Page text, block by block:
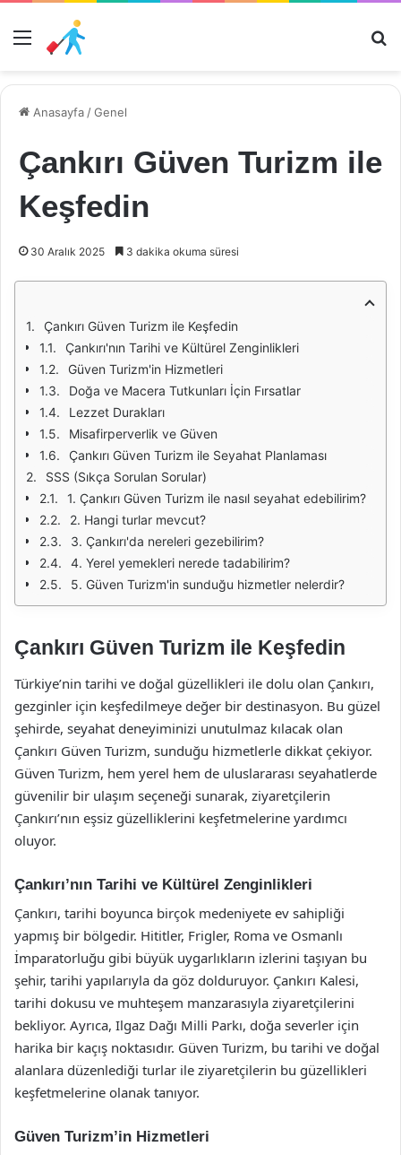
Menü
Anasayfa /Genel
Çankırı Güven Turizm ile
Keşfedin
30 Aralık 2025 3 dakika okuma süresi
Çankırı Güven Turizm ile Keşfedin
Çankırı'nın Tarihi ve Kültürel Zenginlikleri
Güven Turizm'in Hizmetleri
Doğa ve Macera Tutkunları İçin Fırsatlar
Lezzet Durakları
Misafirperverlik ve Güven
Çankırı Güven Turizm ile Seyahat Planlaması
SSS (Sıkça Sorulan Sorular)
1. Çankırı Güven Turizm ile nasıl seyahat edebilirim?
2. Hangi turlar mevcut?
3. Çankırı'da nereleri gezebilirim?
4. Yerel yemekleri nerede tadabilirim?
5. Güven Turizm'in sunduğu hizmetler nelerdir?
Çankırı Güven Turizm ile Keşfedin
Türkiye’nin tarihi ve doğal güzellikleri ile dolu olan Çankırı,
gezginler için keşfedilmeye değer bir destinasyon. Bu güzel
şehirde, seyahat deneyiminizi unutulmaz kılacak olan
Çankırı Güven Turizm, sunduğu hizmetlerle dikkat çekiyor.
Güven Turizm, hem yerel hem de uluslararası seyahatlerde
güvenilir bir ulaşım seçeneği sunarak, ziyaretçilerin
Çankırı’nın eşsiz güzelliklerini keşfetmelerine yardımcı
oluyor.
Çankırı’nın Tarihi ve Kültürel Zenginlikleri
Çankırı, tarihi boyunca birçok medeniyete ev sahipliği
yapmış bir bölgedir. Hititler, Frigler, Roma ve Osmanlı
İmparatorluğu gibi büyük uygarlıkların izlerini taşıyan bu
şehir, tarihi yapılarıyla da göz dolduruyor. Çankırı Kalesi,
tarihi dokusu ve muhteşem manzarasıyla ziyaretçilerini
bekliyor. Ayrıca, Ilgaz Dağı Milli Parkı, doğa severler için
harika bir kaçış noktasıdır. Güven Turizm, bu tarihi ve doğal
alanlara düzenlediği turlar ile ziyaretçilerin bu güzellikleri
keşfetmelerine olanak tanıyor.
Güven Turizm’in Hizmetleri